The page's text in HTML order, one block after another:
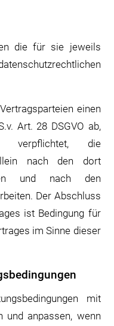
die für sie jeweils
einen
Art. 28 DSGVO ab,
die
nach den dort
und nach den
Der Abschluss
ist Bedingung für
im Sinne dieser
mit
und anpassen, wenn